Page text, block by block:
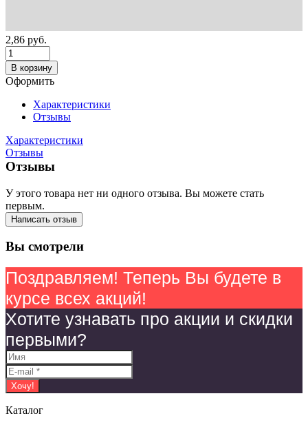
2,86 руб.
В корзину
Оформить
Характеристики
Отзывы
Характеристики
Отзывы
Отзывы
У этого товара нет ни одного отзыва. Вы можете стать
первым.
Написать отзыв
Вы смотрели
Поздравляем! Теперь Вы будете в
курсе всех акций!
Хотите узнавать про акции и скидки
первыми?
Каталог